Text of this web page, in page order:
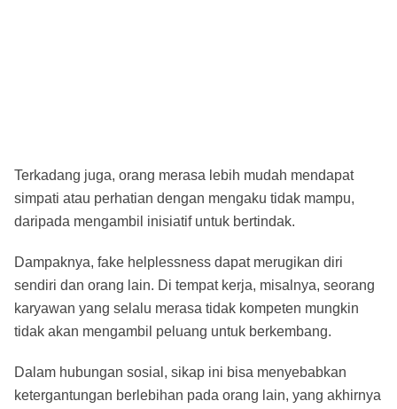
Terkadang juga, orang merasa lebih mudah mendapat
simpati atau perhatian dengan mengaku tidak mampu,
daripada mengambil inisiatif untuk bertindak.
Dampaknya, fake helplessness dapat merugikan diri
sendiri dan orang lain. Di tempat kerja, misalnya, seorang
karyawan yang selalu merasa tidak kompeten mungkin
tidak akan mengambil peluang untuk berkembang.
Dalam hubungan sosial, sikap ini bisa menyebabkan
ketergantungan berlebihan pada orang lain, yang akhirnya